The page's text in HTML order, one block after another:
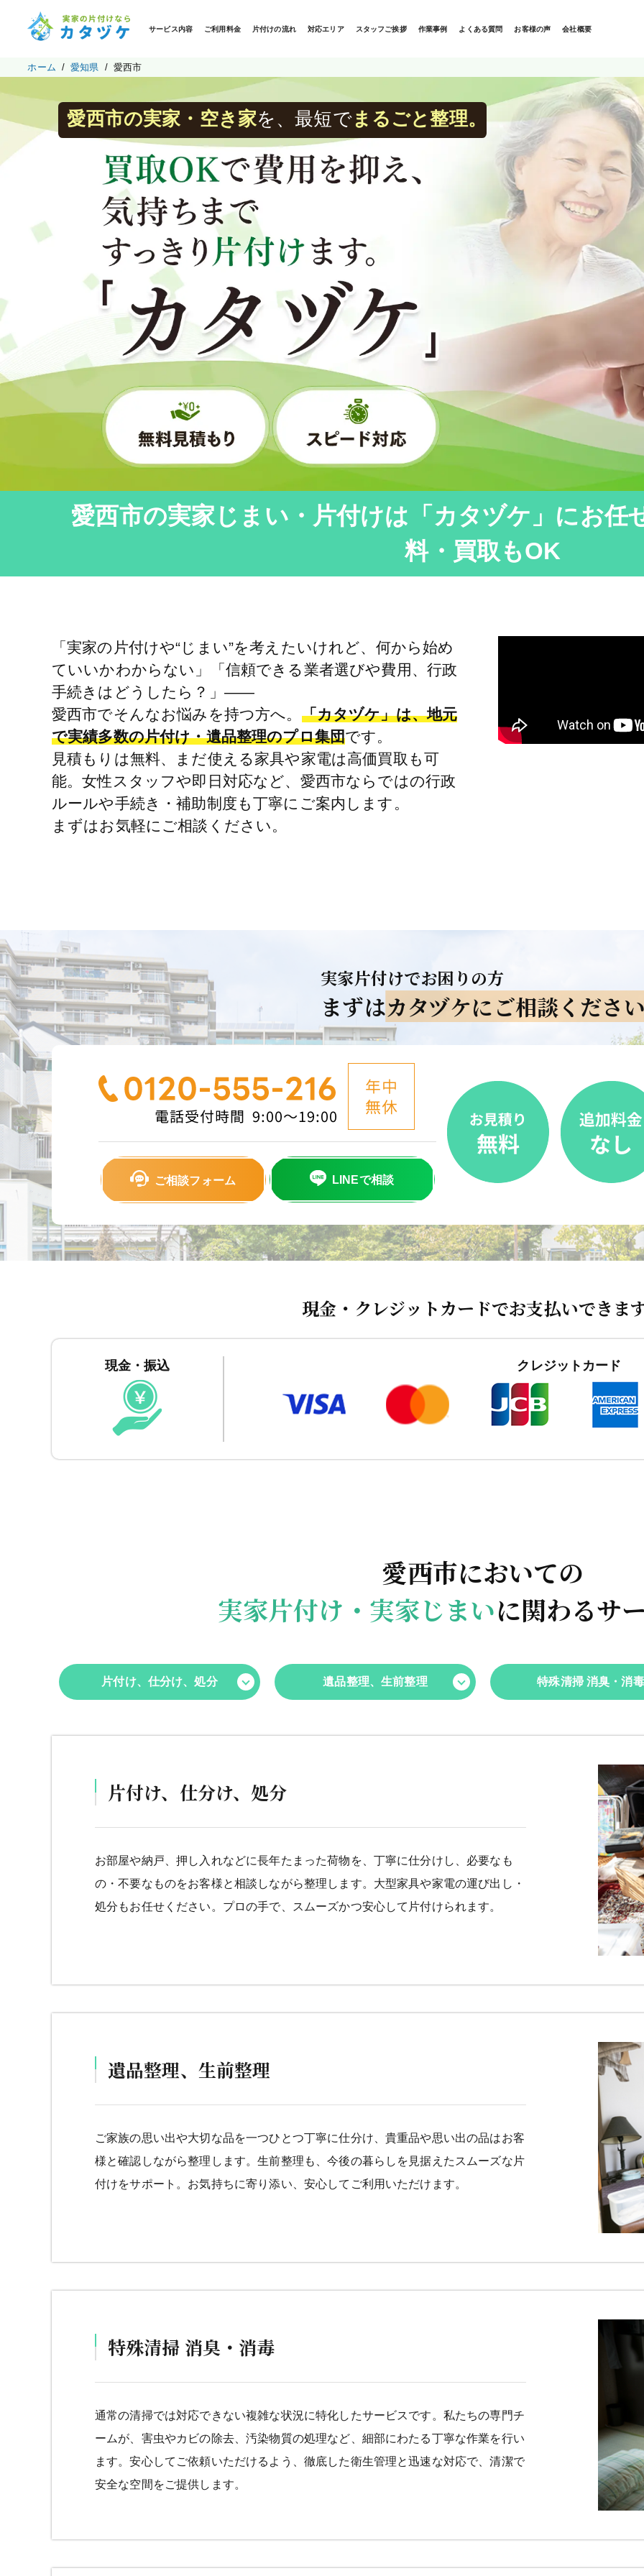
ホーム 愛知県 愛西市
サービス内容 ご利用料金 片付けの流れ 対応エリア スタッフご挨拶 作業事例 よくある質問 お客様の声 会社概要
愛西市の実家・空き家を、最短でまるごと整理。
愛西市の実家じまい・片付けは「カタヅケ」にお任
料・買取もOK
「実家の片付けや“じまい”を考えたいけれど、何から始め
ていいかわからない」「信頼できる業者選びや費用、行政
手続きはどうしたら？」――
愛西市でそんなお悩みを持つ方へ。 「カタヅケ」は、地元
で実績多数の片付け・遺品整理のプロ集団です。
見積もりは無料、まだ使える家具や家電は高価買取も可
能。女性スタッフや即日対応など、愛西市ならではの行政
ルールや手続き・補助制度も丁寧にご案内します。
まずはお気軽にご相談ください。
実家片付けでお困りの方
まずはカタヅケにご相談くださ
ご相談フォーム LINEで相談
現金・クレジットカードでお支払いできま
現金・振込 クレジットカード
愛西市においての
実家片付け・実家じまいに関わるサ
片付け、仕分け、処分 遺品整理、生前整理 特殊清掃 消臭・消毒
片付け、仕分け、処分
お部屋や納戸、押し入れなどに長年たまった荷物を、丁寧に仕分けし、必要なも
の・不要なものをお客様と相談しながら整理します。大型家具や家電の運び出し・
処分もお任せください。プロの手で、スムーズかつ安心して片付けられます。
遺品整理、生前整理
ご家族の思い出や大切な品を一つひとつ丁寧に仕分け、貴重品や思い出の品はお客
様と確認しながら整理します。生前整理も、今後の暮らしを見据えたスムーズな片
付けをサポート。お気持ちに寄り添い、安心してご利用いただけます。
特殊清掃 消臭・消毒
通常の清掃では対応できない複雑な状況に特化したサービスです。私たちの専門チ
ームが、害虫やカビの除去、汚染物質の処理など、細部にわたる丁寧な作業を行い
ます。安心してご依頼いただけるよう、徹底した衛生管理と迅速な対応で、清潔で
安全な空間をご提供します。